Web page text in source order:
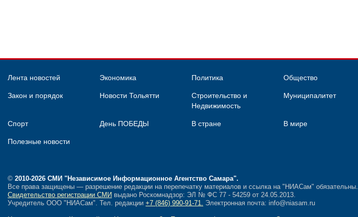
Лента новостей Экономика Политика Общество
Закон и порядок Новости Тольятти
Строительство и
Недвижимость
Муниципалитет
Спорт День ПОБЕДЫ В стране В мире
Полезные новости
© 2010-2026 СМИ "Независимое Информационное Агентство Самара".
Все права защищены — разрешение редакции на перепечатку материалов и ссылка на "НИАСам" обязательны.
Свидетельство регистрации СМИ выдано Роскомнадзор: ЭЛ № ФС 77 - 54259 от 24.05.2013.
Учредитель ООО "НИАСам". Тел. редакции +7 (846) 990-91-71. Электронная почта: info@niasam.ru